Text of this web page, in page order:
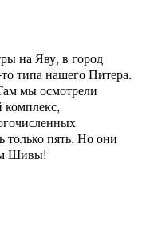
на Яву, в город
типа нашего Питера.
мы осмотрели
только пять. Но они
Шивы!